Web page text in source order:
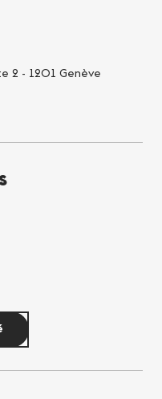
2 - 1201 Genève